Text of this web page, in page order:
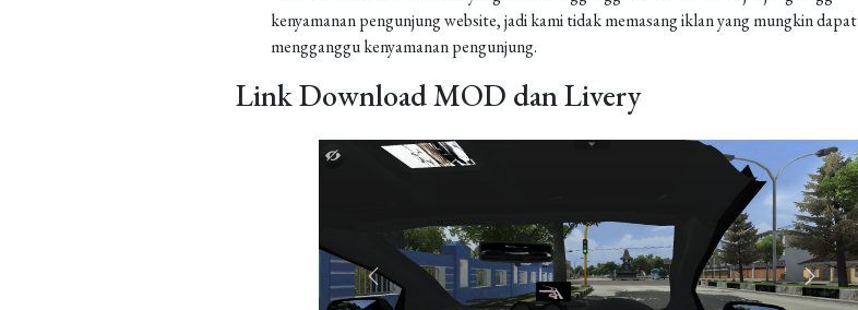
kenyamanan pengunjung website, jadi kami tidak memasang iklan yang mungkin dapat
mengganggu kenyamanan pengunjung.
Link Download MOD dan Livery